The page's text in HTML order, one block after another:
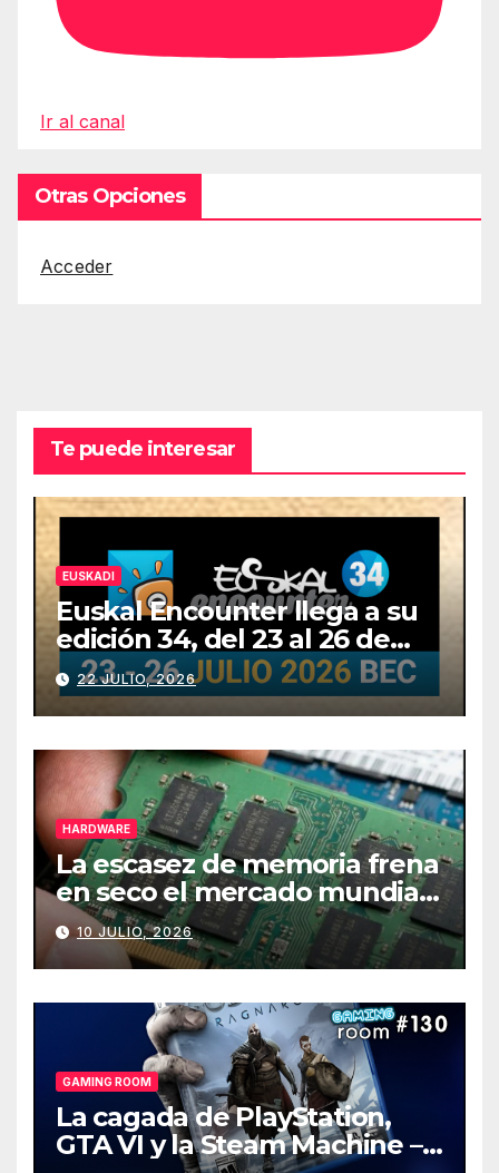
Ir al canal
Otras Opciones
Acceder
Te puede interesar
EUSKADI
Euskal Encounter llega a su
edición 34, del 23 al 26 de
julio
22 JULIO, 2026
HARDWARE
La escasez de memoria frena
en seco el mercado mundial
de PCs
10 JULIO, 2026
GAMING ROOM
La cagada de PlayStation,
GTA VI y la Steam Machine –